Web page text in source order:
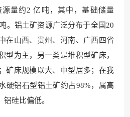
量约2 亿吨，其中，基础储量
。铝土矿资源广泛分布于全国20
在山西、贵州、河南、广西四省
型为主，另一类是堆积型矿床，
矿床规模以大、中型居多；在我
硬铝石型铝土矿约占98%，属高
硅比偏低。